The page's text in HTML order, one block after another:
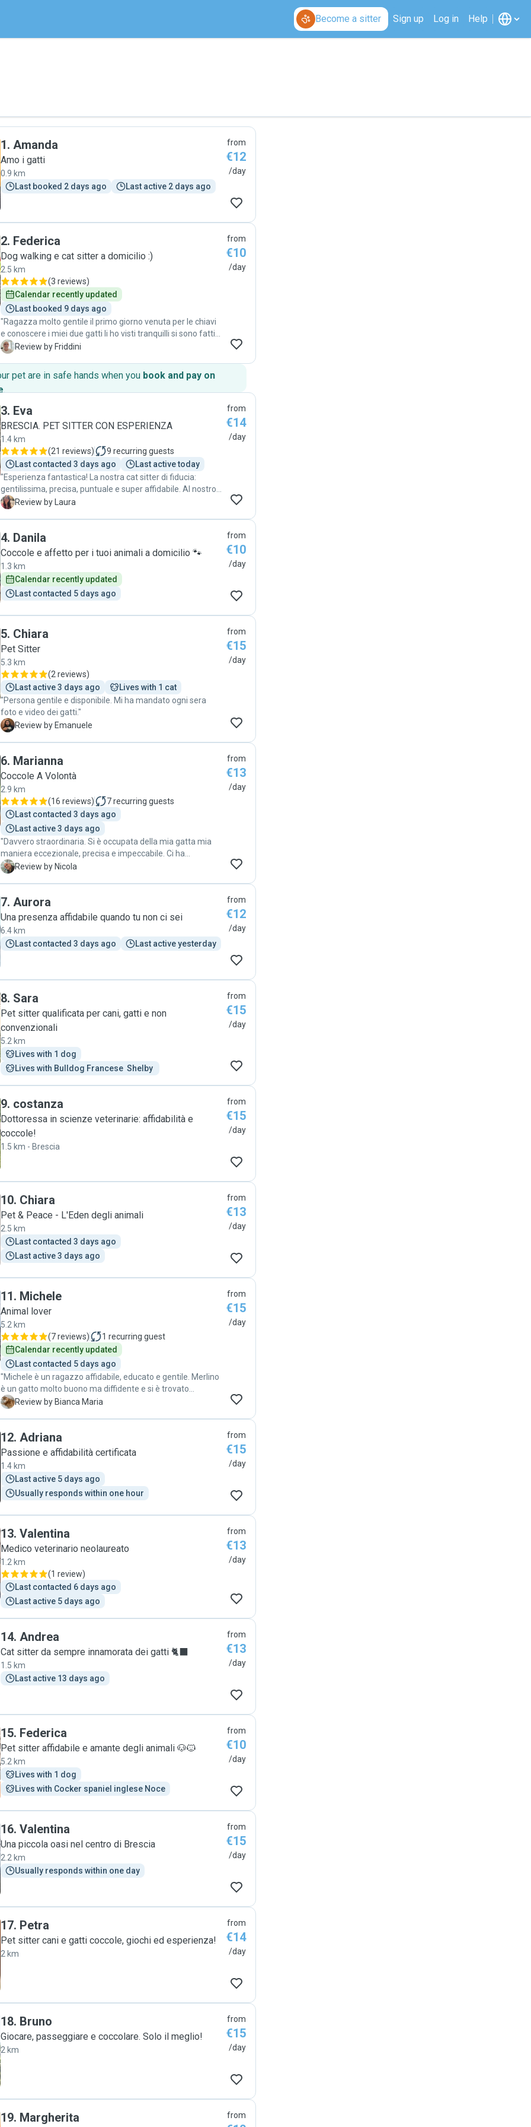
Become a sitter Sign up Log in Help
1. Amanda
Amo i gatti
0.9 km
Last booked 2 days ago
Last active 2 days ago
from
€12
/day
2. Federica
Dog walking e cat sitter a domicilio :)
2.5 km
(3 reviews)
Calendar recently updated
Last booked 9 days ago
"Ragazza molto gentile il primo giorno venuta per le chiavi
e conoscere i miei due gatti li ho visti tranquilli si sono fatti
accarezzare senza nessun timore ho capito che era la
portato le chiavi i gatti gli hanno fatto festa. Ragazza da
tenere sempre al bisogno non la cambierei per nessun
motivo 👍👍👍"
F Review by Friddini
from
€10
/day
pet are in safe hands when you book and pay on
.
3. Eva
BRESCIA. PET SITTER CON ESPERIENZA
1.4 km
(21 reviews) 9 recurring guests
Last contacted 3 days ago
Last active today
"Esperienza fantastica! La nostra cat sitter di fiducia:
gentilissima, precisa, puntuale e super affidabile. Al nostro
rientro abbiamo trovato tutto pulito e in ordine, e
(cosa rarissima!). Non potevo chiedere di meglio, la
consiglio davvero a chiunque cerchi una persona
amorevole e attenta per il proprio micio. È davvero una
persona che si vede che lavora con il cuore per gli animali ❤️
🐾 "
L Review by Laura
from
€14
/day
4. Danila
Coccole e affetto per i tuoi animali a domicilio 🐾
1.3 km
Calendar recently updated
Last contacted 5 days ago
from
€10
/day
5. Chiara
Pet Sitter
5.3 km
(2 reviews)
Last active 3 days ago
Lives with 1 cat
"Persona gentile e disponibile. Mi ha mandato ogni sera
foto e video dei gatti."
E
Review by Emanuele
from
€15
/day
6. Marianna
Coccole A Volontà
2.9 km
(16 reviews) 7recurring guests
Last contacted 3 days ago
Last active 3 days ago
"Davvero straordinaria. Si è occupata della mia gatta mia
maniera eccezionale, precisa e impeccabile. Ci ha
aggiornato quotidianamente della situazione facendoci
N Review by Nicola
from
€13
/day
7. Aurora
Una presenza affidabile quando tu non ci sei
6.4 km
Last contacted 3 days ago
Last active yesterday
from
€12
/day
8. Sara
Pet sitter qualificata per cani, gatti e non
convenzionali
5.2 km
Lives with 1 dog
Lives with Bulldog Francese  Shelby
from
€15
/day
9. costanza
Dottoressa in scienze veterinarie: affidabilità e
coccole!
1.5 km - Brescia
from
€15
/day
10. Chiara
Pet & Peace - L'Eden degli animali
2.5 km
Last contacted 3 days ago
Last active 3 days ago
from
€13
/day
11. Michele
Animal lover
5.2 km
(7 reviews) 1 recurring guest
Calendar recently updated
Last contacted 5 days ago
"Michele è un ragazzo affidabile, educato e gentile. Merlino
è un gatto molto buono ma diffidente e si è trovato
benissimo. Sento di aver lasciato il mio cucciolo nelle mani
B Review by Bianca Maria
from
€15
/day
12. Adriana
Passione e affidabilità certificata
1.4 km
Last active 5 days ago
Usually responds within one hour
from
€15
/day
13. Valentina
Medico veterinario neolaureato
1.2 km
(1 review)
Last contacted 6 days ago
Last active 5 days ago
from
€13
/day
14. Andrea
Cat sitter da sempre innamorata dei gatti 🐈‍⬛
1.5 km
Last active 13 days ago
from
€13
/day
15. Federica
Pet sitter affidabile e amante degli animali 🐶🐱
5.2 km
Lives with 1 dog
Lives with Cocker spaniel inglese Noce
from
€10
/day
16. Valentina
Una piccola oasi nel centro di Brescia
2.2 km
Usually responds within one day
from
€15
/day
17. Petra
Pet sitter cani e gatti coccole, giochi ed esperienza!
2 km
from
€14
/day
18. Bruno
Giocare, passeggiare e coccolare. Solo il meglio!
2 km
from
€15
/day
19. Margherita from